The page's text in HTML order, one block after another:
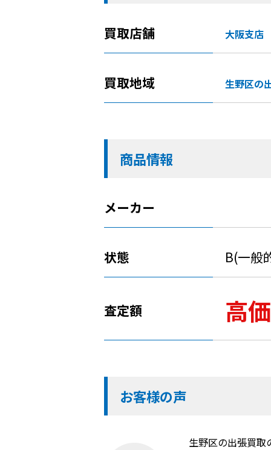
買取店舗 大阪支店
買取地域 生野区の
商品情報
メーカー
状態 B(一般
査定額 高
お客様の声
生野区の出張買取